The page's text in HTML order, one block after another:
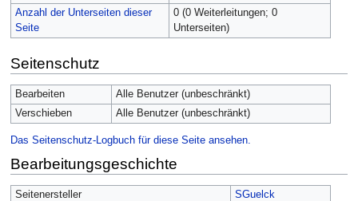
Anzahl der Unterseiten dieser
Seite
0 (0 Weiterleitungen; 0
Unterseiten)
Seitenschutz
Bearbeiten
Alle Benutzer (unbeschränkt)
Verschieben
Alle Benutzer (unbeschränkt)
Das Seitenschutz-Logbuch für diese Seite ansehen.
Bearbeitungsgeschichte
Seitenersteller
SGuelck